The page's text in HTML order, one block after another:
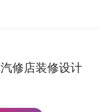
修店装修设计